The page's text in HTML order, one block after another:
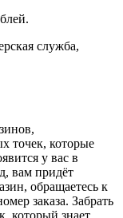
служба,
точек, которые
у вас в
вам придёт
обращаетесь к
заказа. Забрать
который знает